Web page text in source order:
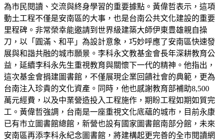
為市民閱讀、交流與終身學習的重要據點。黃偉哲表示，這項
動土工程不僅是安南區的大事，也是台南公共文化建設的重要
里程碑。非常榮幸能邀請到世界級建築大師伊東豊雄親自操
刀，以「圓滿、和平」為設計意象，巧妙呼應了安南區快速發
展與和諧共融的城市願景。李科永文教基金會長年深耕教育公
益，延續李科永先生重視教育與關懷下一代的精神。他指出，
這次基金會捐建圖書館，不僅展現企業回饋社會的典範，更為
台南注入珍貴的文化資產。同時，他也感謝教育部補助8,500
萬元經費，以及中業營造投入工程施作，期盼工程如期如質完
工。黃偉哲強調，台南是一座重視文化底蘊的城市，目前永康
已有市立圖書館總館，新營也設有國家圖書館南部分館，未來
安南區再添李科永紀念圖書館，將建構起更完善的全市閱讀網